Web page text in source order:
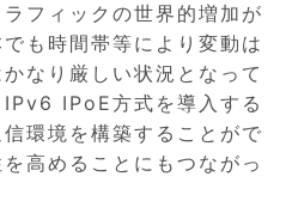
フィックの世界的増加が
も時間帯等により変動は
なり厳しい状況となって
IPoE方式を導入する
環境を構築することがで
高めることにもつながっ